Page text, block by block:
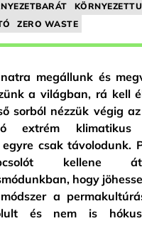
ZERO WASTE
megállunk és
a világban, rá kell
sorból nézzük végig
extrém
csak távolodunk.
kellene
hogy
a
és nem is